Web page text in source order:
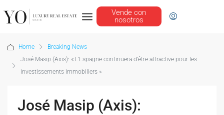
Vende con
nosotros
Home
Breaking News
José Masip (Axis): « L’Espagne continuera d’être attractive pour les
investissements immobiliers »
José Masip (Axis):